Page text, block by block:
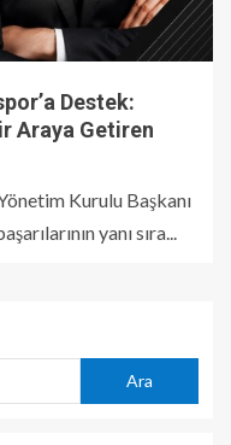
Destek:
Araya Getiren
Kurulu Başkanı
yanı sıra...
Ara